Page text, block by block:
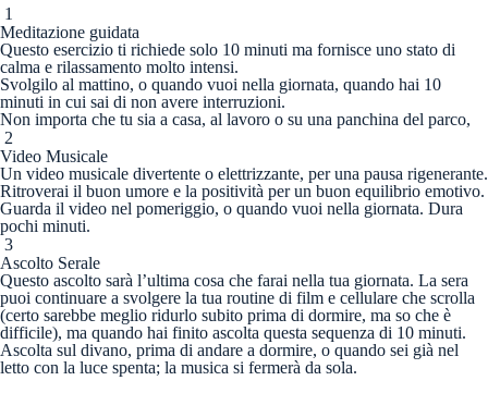
1
Meditazione guidata
Questo esercizio ti richiede solo 10 minuti ma fornisce uno stato di
calma e rilassamento molto intensi.
Svolgilo al mattino, o quando vuoi nella giornata, quando hai 10
minuti in cui sai di non avere interruzioni.
Non importa che tu sia a casa, al lavoro o su una panchina del parco,
2
Video Musicale
Un video musicale divertente o elettrizzante, per una pausa rigenerante.
Ritroverai il buon umore e la positività per un buon equilibrio emotivo.
Guarda il video nel pomeriggio, o quando vuoi nella giornata. Dura
pochi minuti.
3
Ascolto Serale
Questo ascolto sarà l’ultima cosa che farai nella tua giornata. La sera
puoi continuare a svolgere la tua routine di film e cellulare che scrolla
(certo sarebbe meglio ridurlo subito prima di dormire, ma so che è
difficile), ma quando hai finito ascolta questa sequenza di 10 minuti.
Ascolta sul divano, prima di andare a dormire, o quando sei già nel
letto con la luce spenta; la musica si fermerà da sola.